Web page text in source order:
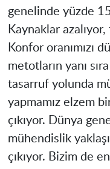
genelinde yüzde
Kaynaklar
Konfor oranımızı
metotların yanı
tasarruf yolunda
yapmamız elzem
çıkıyor. Dünya
mühendislik
çıkıyor. Bizim de